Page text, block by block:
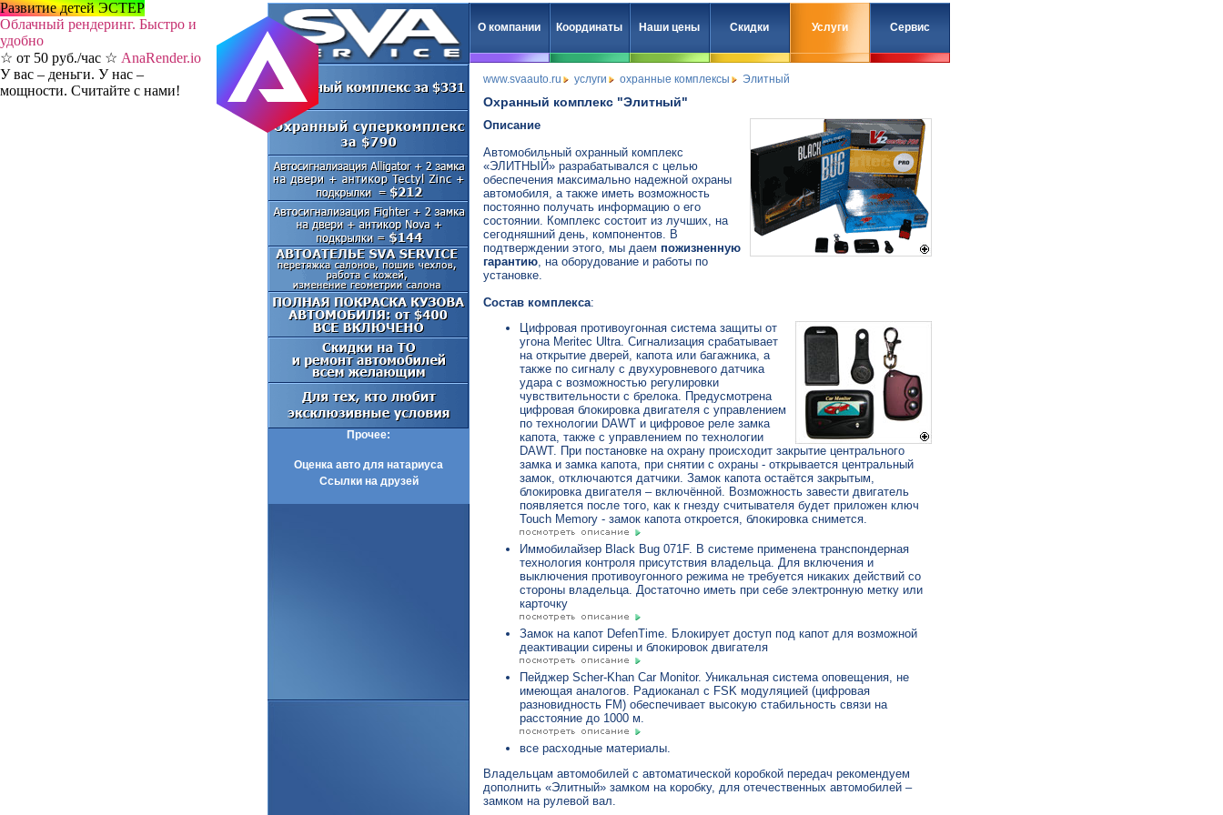
Развитие детей ЭСТЕР
Облачный рендеринг. Быстро и
удобно
☆ от 50 руб./час ☆ AnaRender.io
У вас – деньги. У нас –
мощности. Считайте с нами!
О компании Координаты Наши цены Скидки Услуги Сервис
Прочее:
Оценка авто для натариуса
Ссылки на друзей
www.svaauto.ru услуги охранные комплексы Элитный
Охранный комплекс "Элитный"
Описание
Автомобильный охранный комплекс
«ЭЛИТНЫЙ» разрабатывался с целью
обеспечения максимально надежной охраны
автомобиля, а также иметь возможность
постоянно получать информацию о его
состоянии. Комплекс состоит из лучших, на
сегодняшний день, компонентов. В
подтверждении этого, мы даем пожизненную
гарантию, на оборудование и работы по
установке.
Состав комплекса:
Цифровая противоугонная система защиты от
угона Meritec Ultra. Сигнализация срабатывает
на открытие дверей, капота или багажника, а
также по сигналу с двухуровневого датчика
удара с возможностью регулировки
чувствительности с брелока. Предусмотрена
цифровая блокировка двигателя с управлением
по технологии DAWT и цифровое реле замка
капота, также с управлением по технологии
DAWT. При постановке на охрану происходит закрытие центрального
замка и замка капота, при снятии с охраны - открывается центральный
замок, отключаются датчики. Замок капота остаётся закрытым,
блокировка двигателя – включённой. Возможность завести двигатель
появляется после того, как к гнезду считывателя будет приложен ключ
Touch Memory - замок капота откроется, блокировка снимется.
Иммобилайзер Black Bug 071F. В системе применена транспондерная
технология контроля присутствия владельца. Для включения и
выключения противоугонного режима не требуется никаких действий со
стороны владельца. Достаточно иметь при себе электронную метку или
карточку
Замок на капот DefenTime. Блокирует доступ под капот для возможной
деактивации сирены и блокировок двигателя
Пейджер Scher-Khan Car Monitor. Уникальная система оповещения, не
имеющая аналогов. Радиоканал с FSK модуляцией (цифровая
разновидность FM) обеспечивает высокую стабильность связи на
расстояние до 1000 м.
все расходные материалы.
Владельцам автомобилей с автоматической коробкой передач рекомендуем
дополнить «Элитный» замком на коробку, для отечественных автомобилей –
замком на рулевой вал.